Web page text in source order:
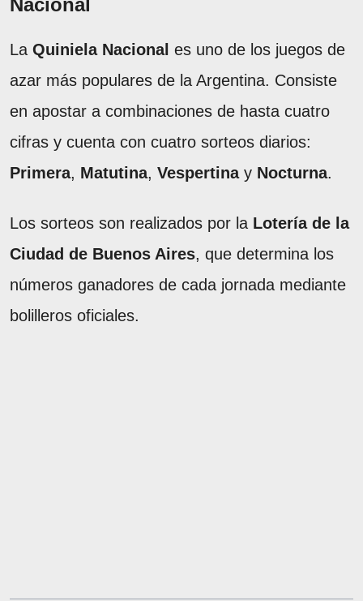
La Quiniela Nacional es uno de los juegos de
azar más populares de la Argentina. Consiste
en apostar a combinaciones de hasta cuatro
cifras y cuenta con cuatro sorteos diarios:
Primera, Matutina, Vespertinay Nocturna.
Los sorteos son realizados por la Lotería de la
Ciudad de Buenos Aires, que determina los
números ganadores de cada jornada mediante
bolilleros oficiales.